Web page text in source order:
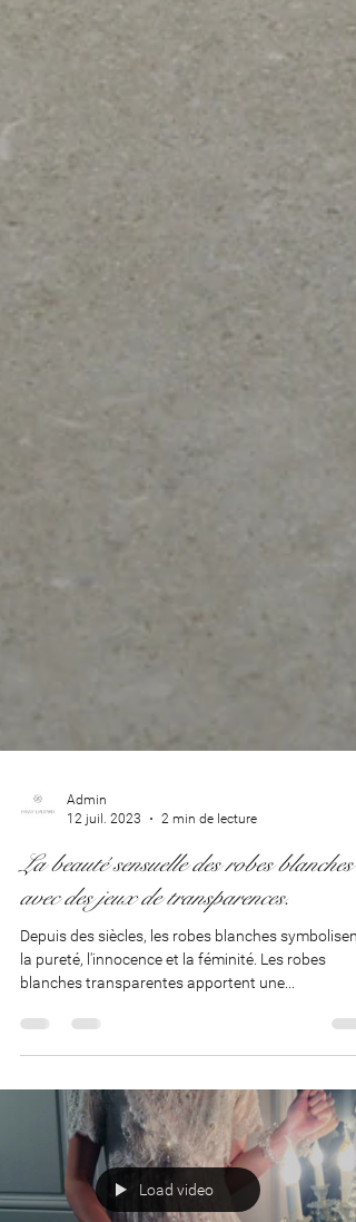
12 juil. 2023
2 min de lecture
La beauté sensuelle des robes blanches
avec des jeux de transparences.
Depuis des siècles, les robes blanches symbolisent
blanches transparentes apportent une...